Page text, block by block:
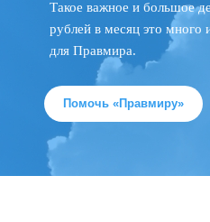
Такое важное и большое
рублей в месяц это много
для Правмира.
Помочь «Правмиру»